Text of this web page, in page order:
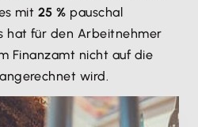
mit 25 % pauschal
hat für den Arbeitnehmer
Finanzamt nicht auf die
angerechnet wird.